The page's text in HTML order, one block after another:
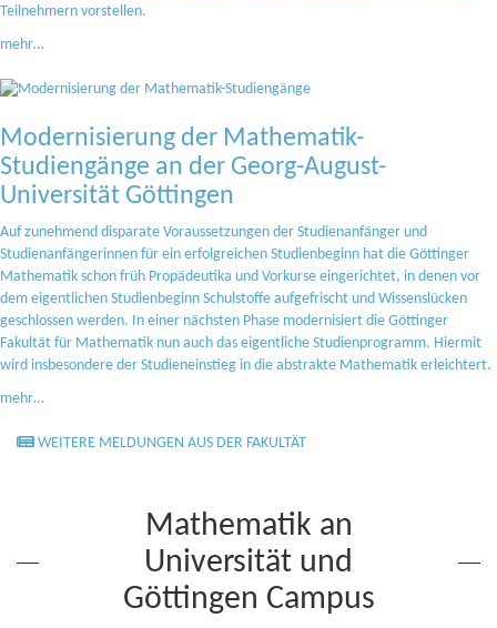
Teilnehmern vorstellen.
mehr…
Modernisierung der Mathematik-
Studiengänge an der Georg-August-
Universität Göttingen
Auf zunehmend disparate Voraussetzungen der Studienanfänger und
Studienanfängerinnen für ein erfolgreichen Studienbeginn hat die Göttinger
Mathematik schon früh Propädeutika und Vorkurse eingerichtet, in denen vor
dem eigentlichen Studienbeginn Schulstoffe aufgefrischt und Wissenslücken
geschlossen werden. In einer nächsten Phase modernisiert die Göttinger
Fakultät für Mathematik nun auch das eigentliche Studienprogramm. Hiermit
wird insbesondere der Studieneinstieg in die abstrakte Mathematik erleichtert.
mehr…
WEITERE MELDUNGEN AUS DER FAKULTÄT
Mathematik an
Universität und
Göttingen Campus